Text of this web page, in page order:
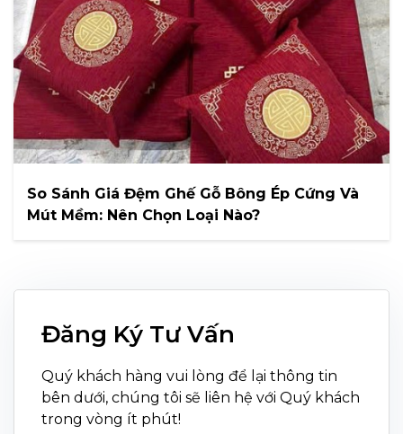
So Sánh Giá Đệm Ghế Gỗ Bông Ép Cứng Và
Mút Mềm: Nên Chọn Loại Nào?
Đăng Ký Tư Vấn
Quý khách hàng vui lòng để lại thông tin
bên dưới, chúng tôi sẽ liên hệ với Quý khách
trong vòng ít phút!